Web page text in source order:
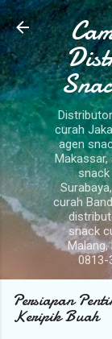
curah
agen
snack
curah
snack
Malang,
0813-
Persiapan
Keripik Buah